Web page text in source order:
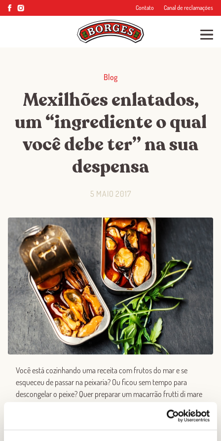
Contato Canal de reclamações
Blog
Mexilhões enlatados,
um “ingrediente o qual
você debe ter” na sua
despensa
5 MAIO 2017
Você está cozinhando uma receita com frutos do mar e se
esqueceu de passar na peixaria? Ou ficou sem tempo para
descongelar o peixe? Quer preparar um macarrão frutti di mare
Se estiver sem tempo para comprar, limpar e cozinhar frutos do